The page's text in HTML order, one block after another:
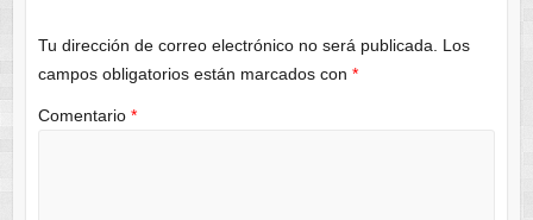
Tu dirección de correo electrónico no será publicada.
Los
campos obligatorios están marcados con *
Comentario *